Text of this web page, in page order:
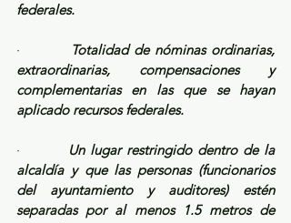
federales.
·
Totalidad de nóminas ordinarias,
extraordinarias, compensaciones y
complementarias en las que se hayan
aplicado recursos federales.
· Un lugar restringido dentro de la
alcaldía y que las personas (funcionarios
del ayuntamiento y auditores) estén
separadas por al menos 1.5 metros de